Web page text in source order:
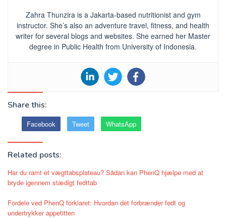
Zahra Thunzira is a Jakarta-based nutritionist and gym
instructor. She’s also an adventure travel, fitness, and health
writer for several blogs and websites. She earned her Master
degree in Public Health from University of Indonesia.
Share this:
Facebook Tweet WhatsApp
Related posts:
Har du ramt et vægttabsplateau? Sådan kan PhenQ hjælpe med at
bryde igennem stædigt fedttab
Fordele ved PhenQ forklaret: Hvordan det forbrænder fedt og
undertrykker appetitten